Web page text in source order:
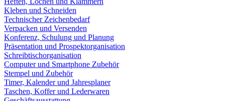
Kleben und Schneiden
Technischer Zeichenbedarf
Verpacken und Versenden
Konferenz, Schulung und Planung
Präsentation und Prospektorganisation
Schreibtischorganisation
Computer und Smartphone Zubehör
Stempel und Zubehör
Timer, Kalender und Jahresplaner
Taschen, Koffer und Lederwaren